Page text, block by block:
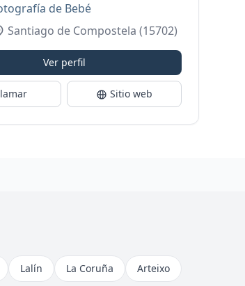
de Bebé
Santiago de Compostela (15702)
Ver perfil
Sitio web
Lalín La Coruña
Arteixo